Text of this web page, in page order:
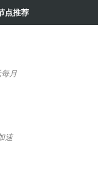
点推荐
月
速